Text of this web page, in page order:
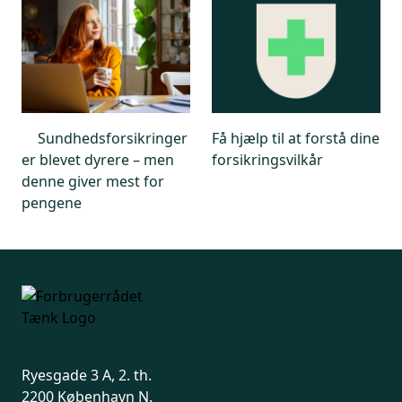
med behandling og operation
Transport og sygetransport til og fra hjem
Efterkontrol ambulant
Re-operation / Ny behandling
Genoptræning
Midlertidige hjælpemidler
Rekreation
Kroniske sygdomme
Følgesygdomme til kroniske sygdomme
Dækning af sygdomme
Psykolog
Akut krisehjælp
Psykiater
Terminalpleje
Det parameter der samlet vægter samlet mest i
Sundhedsforsikringer
er blevet dyrere – men
denne giver mest for
pengene
Få hjælp til at forstå dine
forsikringsvilkår
Ryesgade 3 A, 2. th.
2200 København N.